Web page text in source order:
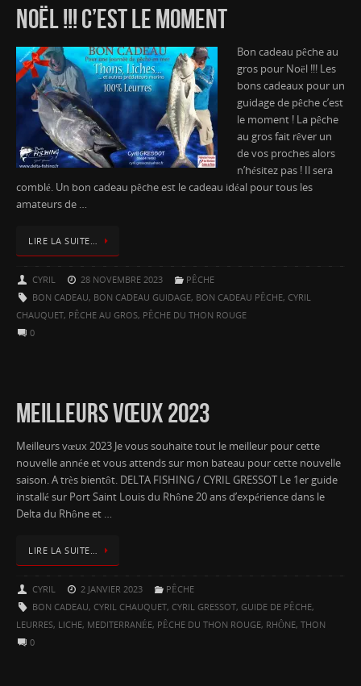
NOËL !!! C’EST LE MOMENT
Bon cadeau pêche au
gros pour Noël !!! Les
bons cadeaux pour un
guidage de pêche c’est
le moment ! La pêche
au gros fait rêver un
de vos proches alors
n’hésitez pas ! Il sera
comblé. Un bon cadeau pêche est le cadeau idéal pour tous les
amateurs de …
LIRE LA SUITE…
CYRIL 28 NOVEMBRE 2023
PÊCHE
BON CADEAU, BON CADEAU GUIDAGE, BON CADEAU PÊCHE, CYRIL
CHAUQUET, PÊCHE AU GROS, PÊCHE DU THON ROUGE
0
MEILLEURS VŒUX 2023
Meilleurs vœux 2023 Je vous souhaite tout le meilleur pour cette
nouvelle année et vous attends sur mon bateau pour cette nouvelle
saison. A très bientôt. DELTA FISHING / CYRIL GRESSOT Le 1er guide
installé sur Port Saint Louis du Rhône 20 ans d’expérience dans le
Delta du Rhône et …
LIRE LA SUITE…
CYRIL 2 JANVIER 2023
PÊCHE
BON CADEAU, CYRIL CHAUQUET, CYRIL GRESSOT, GUIDE DE PÊCHE,
LEURRES, LICHE, MEDITERRANÉE, PÊCHE DU THON ROUGE, RHÔNE, THON
0